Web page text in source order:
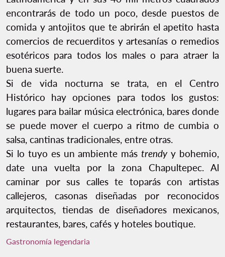
encontrarás de todo un poco, desde puestos de
comida y antojitos que te abrirán el apetito hasta
comercios de recuerditos y artesanías o remedios
esotéricos para todos los males o para atraer la
buena suerte.
Si de vida nocturna se trata, en el Centro
Histórico hay opciones para todos los gustos:
lugares para bailar música electrónica, bares donde
se puede mover el cuerpo a ritmo de cumbia o
salsa, cantinas tradicionales, entre otras.
Si lo tuyo es un ambiente mástrendyy bohemio,
date una vuelta por la zona Chapultepec. Al
caminar por sus calles te toparás con artistas
callejeros, casonas diseñadas por reconocidos
arquitectos, tiendas de diseñadores mexicanos,
restaurantes, bares, cafés y hoteles boutique.
Gastronomía legendaria